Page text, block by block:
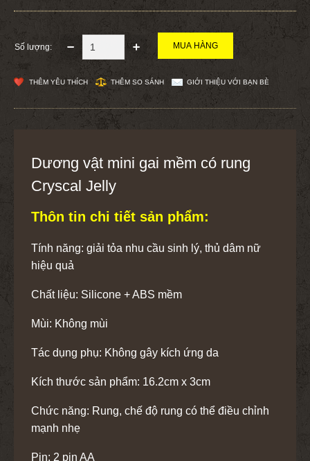
Số lượng:
THÊM YÊU THÍCH THÊM SO SÁNH GIỚI THIỆU VỚI BẠN BÈ
Dương vật mini gai mềm có rung
Cryscal Jelly
Thôn tin chi tiết sản phẩm:
Tính năng: giải tỏa nhu cầu sinh lý, thủ dâm nữ
hiệu quả
Chất liệu: Silicone + ABS mềm
Mùi: Không mùi
Tác dụng phụ: Không gây kích ứng da
Kích thước sản phẩm: 16.2cm x 3cm
Chức năng: Rung, chế độ rung có thể điều chỉnh
mạnh nhẹ
Pin: 2 pin AA